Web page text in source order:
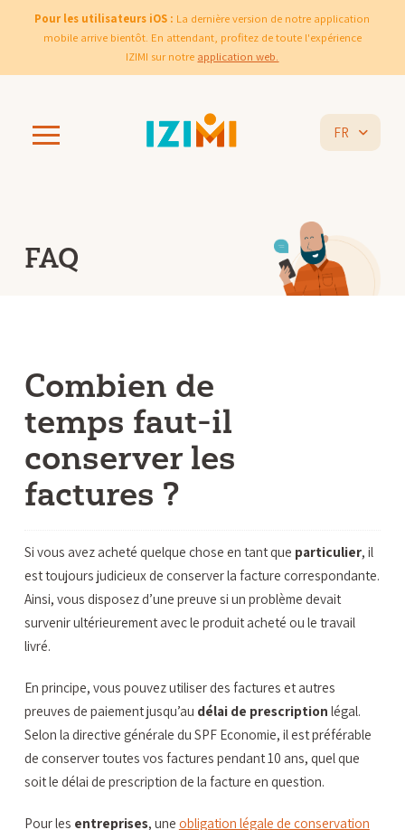
Pour les utilisateurs iOS : La dernière version de notre application
mobile arrive bientôt. En attendant, profitez de toute l'expérience
IZIMI sur notre application web.
FR
FAQ
Combien de
temps faut-il
conserver les
factures ?
Si vous avez acheté quelque chose en tant que particulier, il
est toujours judicieux de conserver la facture correspondante.
Ainsi, vous disposez d’une preuve si un problème devait
survenir ultérieurement avec le produit acheté ou le travail
livré.
En principe, vous pouvez utiliser des factures et autres
preuves de paiement jusqu’au délai de prescription légal.
Selon la directive générale du SPF Economie, il est préférable
de conserver toutes vos factures pendant 10 ans, quel que
soit le délai de prescription de la facture en question.
Pour les entreprises, une obligation légale de conservation